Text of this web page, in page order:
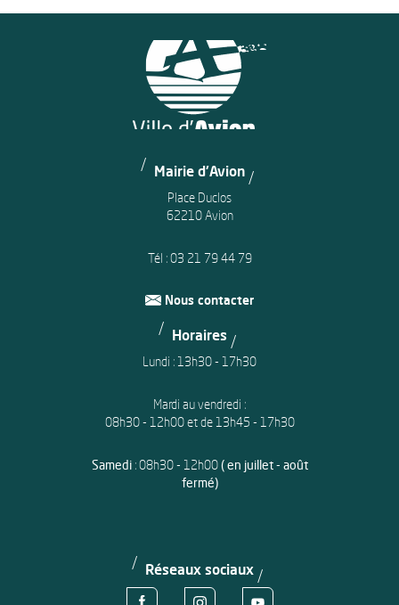
Mairie d'Avion
Place Duclos
62210 Avion
Tél :03 21 79 44 79
Nous contacter
Horaires
Lundi : 13h30 - 17h30
Mardi au vendredi :
08h30 - 12h00 et de 13h45 - 17h30
Samedi: 08h30 - 12h00( en juillet - août
fermé)
Réseaux sociaux